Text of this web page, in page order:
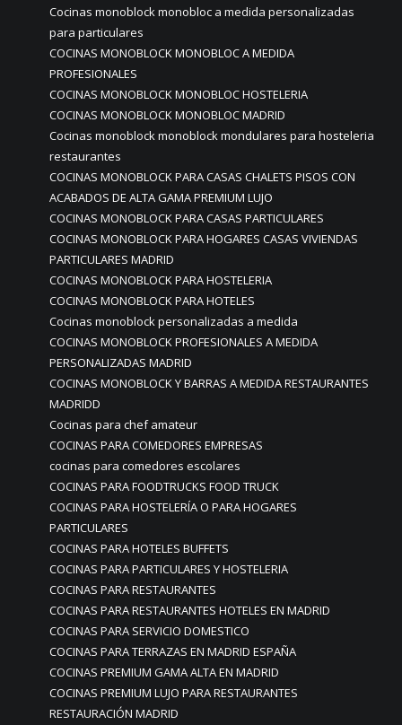
Cocinas monoblock monobloc a medida personalizadas
para particulares
COCINAS MONOBLOCK MONOBLOC A MEDIDA
PROFESIONALES
COCINAS MONOBLOCK MONOBLOC HOSTELERIA
COCINAS MONOBLOCK MONOBLOC MADRID
Cocinas monoblock monoblock mondulares para hosteleria
restaurantes
COCINAS MONOBLOCK PARA CASAS CHALETS PISOS CON
ACABADOS DE ALTA GAMA PREMIUM LUJO
COCINAS MONOBLOCK PARA CASAS PARTICULARES
COCINAS MONOBLOCK PARA HOGARES CASAS VIVIENDAS
PARTICULARES MADRID
COCINAS MONOBLOCK PARA HOSTELERIA
COCINAS MONOBLOCK PARA HOTELES
Cocinas monoblock personalizadas a medida
COCINAS MONOBLOCK PROFESIONALES A MEDIDA
PERSONALIZADAS MADRID
COCINAS MONOBLOCK Y BARRAS A MEDIDA RESTAURANTES
MADRIDD
Cocinas para chef amateur
COCINAS PARA COMEDORES EMPRESAS
cocinas para comedores escolares
COCINAS PARA FOODTRUCKS FOOD TRUCK
COCINAS PARA HOSTELERÍA O PARA HOGARES
PARTICULARES
COCINAS PARA HOTELES BUFFETS
COCINAS PARA PARTICULARES Y HOSTELERIA
COCINAS PARA RESTAURANTES
COCINAS PARA RESTAURANTES HOTELES EN MADRID
COCINAS PARA SERVICIO DOMESTICO
COCINAS PARA TERRAZAS EN MADRID ESPAÑA
COCINAS PREMIUM GAMA ALTA EN MADRID
COCINAS PREMIUM LUJO PARA RESTAURANTES
RESTAURACIÓN MADRID